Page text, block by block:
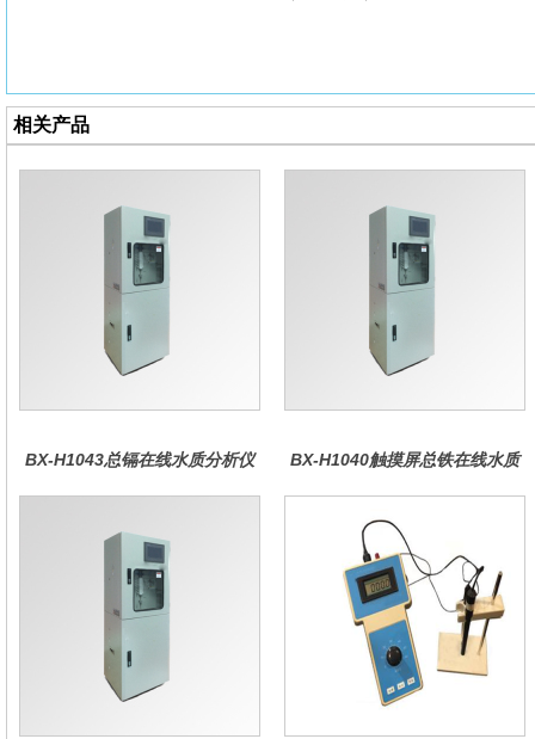
相关产品
BX-H1043总镉在线水质分析仪
BX-H1040触摸屏总铁在线水质